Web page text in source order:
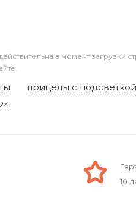
в момент загрузки
прицелы с подсветкой
10